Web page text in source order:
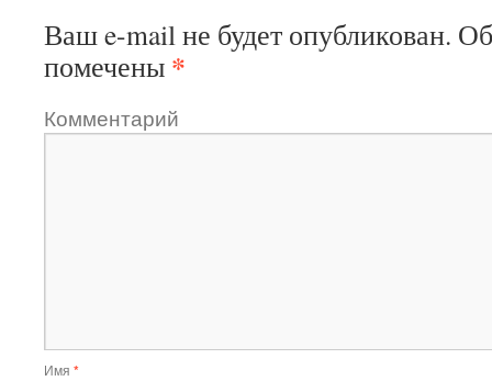
Ваш e-mail не будет опубликован.
помечены *
Комментарий
Имя *